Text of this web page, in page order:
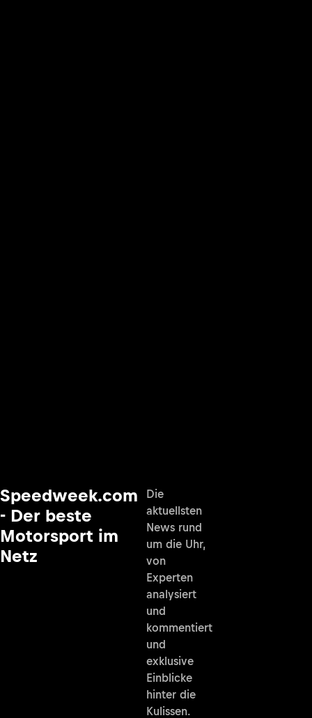
Speedweek.com
- Der beste
Motorsport im
Netz
Die
aktuellsten
News rund
um die Uhr,
von
Experten
analysiert
und
kommentiert
und
exklusive
Einblicke
hinter die
Kulissen.